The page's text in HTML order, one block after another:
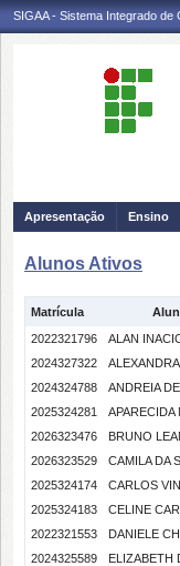
SIGAA - Sistema Integrado de
Apresentação Ensino
Alunos Ativos
Matrícula
2022321796
ALAN
2024327322
2024324788
ANDREIA
2025324281
APARECIDA
2026323476
BRUNO
2026323529
CAMILA DA
2025324174
CARLOS
2025324183
CELINE
2022321553
DANIELE
2024325589
ELIZABETH